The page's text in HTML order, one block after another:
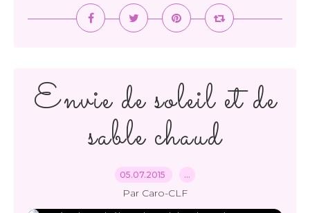
Envie de soleil et de
sable chaud
05.07.2015 …
Par Caro-CLF